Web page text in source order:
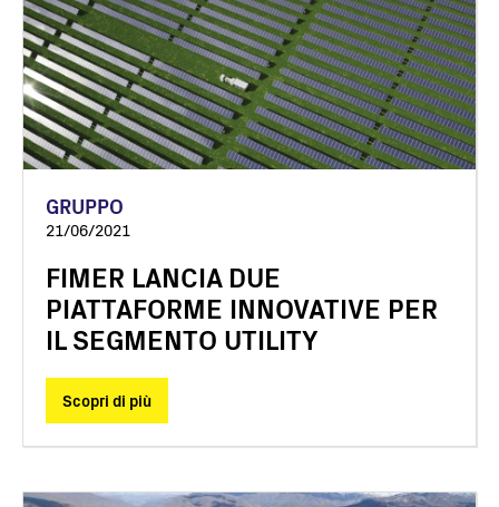
GRUPPO
21/06/2021
FIMER LANCIA DUE
PIATTAFORME INNOVATIVE PER
IL SEGMENTO UTILITY
Scopri di più